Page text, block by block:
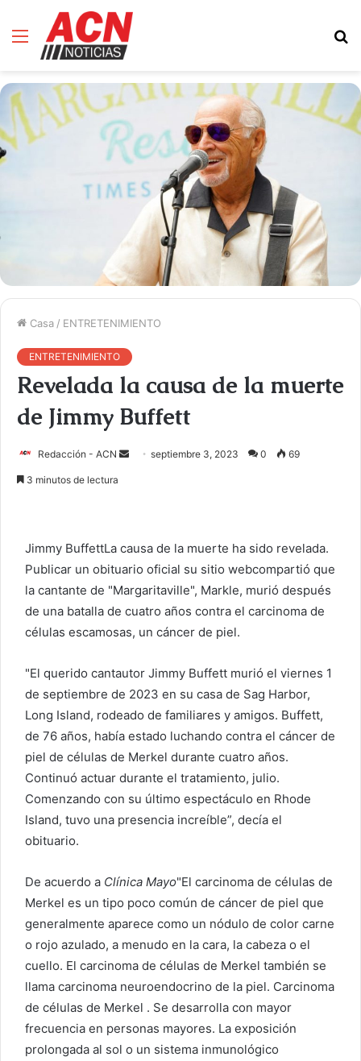
Menú
Casa / ENTRETENIMIENTO
ENTRETENIMIENTO
Revelada la causa de la muerte
de Jimmy Buffett
Redacción - ACN
r
u
n
c
o
r
l
e
c
t
r
i
c
septiembre 3, 2023 0 69
3 minutos de lectura
Jimmy BuffettLa causa de la muerte ha sido revelada.
Publicar un obituario oficial su sitio webcompartió que
la cantante de "Margaritaville", Markle, murió después
de una batalla de cuatro años contra el carcinoma de
células escamosas, un cáncer de piel.
"El querido cantautor Jimmy Buffett murió el viernes 1
de septiembre de 2023 en su casa de Sag Harbor,
Long Island, rodeado de familiares y amigos. Buffett,
de 76 años, había estado luchando contra el cáncer de
piel de células de Merkel durante cuatro años.
Continuó actuar durante el tratamiento, julio.
Comenzando con su último espectáculo en Rhode
Island, tuvo una presencia increíble”, decía el
obituario.
De acuerdo a Clínica Mayo"El carcinoma de células de
Merkel es un tipo poco común de cáncer de piel que
generalmente aparece como un nódulo de color carne
o rojo azulado, a menudo en la cara, la cabeza o el
cuello. El carcinoma de células de Merkel también se
llama carcinoma neuroendocrino de la piel. Carcinoma
de células de Merkel . Se desarrolla con mayor
frecuencia en personas mayores. La exposición
prolongada al sol o un sistema inmunológico